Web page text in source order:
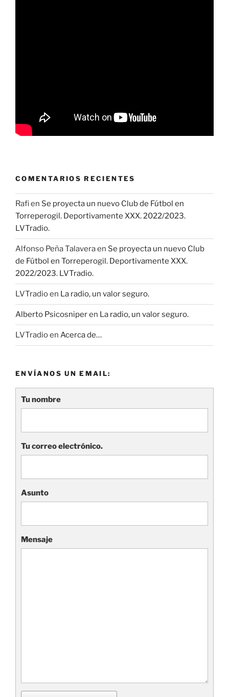
COMENTARIOS RECIENTES
Rafien Se proyecta un nuevo Club de Fútbol en
Torreperogil. Deportivamente XXX. 2022/2023.
LVTradio.
Alfonso Peña Talaveraen Se proyecta un nuevo Club
de Fútbol en Torreperogil. Deportivamente XXX.
2022/2023. LVTradio.
LVTradioen La radio, un valor seguro.
Alberto Psicosniperen La radio, un valor seguro.
LVTradioen Acerca de…
ENVÍANOS UN EMAIL:
Tu nombre
Tu correo electrónico.
Asunto
Mensaje